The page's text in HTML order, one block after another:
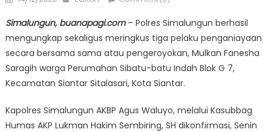
Simalungun, buanapagi.com– Polres Simalungun berhasil
mengungkap sekaligus meringkus tiga pelaku penganiayaan
secara bersama sama atau pengeroyokan, Mulkan Fanesha
Saragih warga Perumahan Sibatu-batu Indah Blok G 7,
Kecamatan Siantar Sitalasari, Kota Siantar.
Kapolres Simalungun AKBP Agus Waluyo, melalui Kasubbag
Humas AKP Lukman Hakim Sembiring, SH dikonfirmasi, Senin